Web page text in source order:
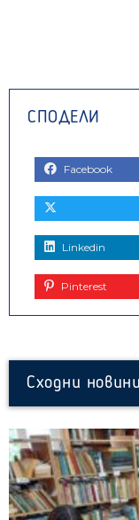
Facebook
Linkedin
Pinterest
Сходни новини